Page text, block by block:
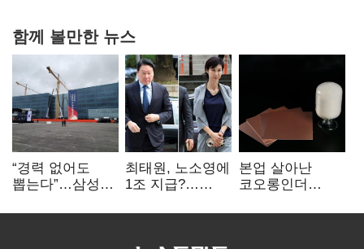
함께 볼만한 뉴스
“경력 없어도
뽑는다”…삼성
반도체 인재
최태원, 노소영에
1조 지급?…
본업 살아난
코오롱인더
배터리 소재로